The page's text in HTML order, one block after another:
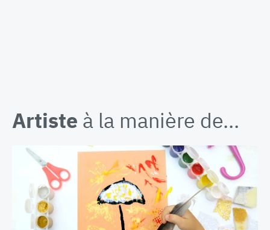
Artiste à la manière de…